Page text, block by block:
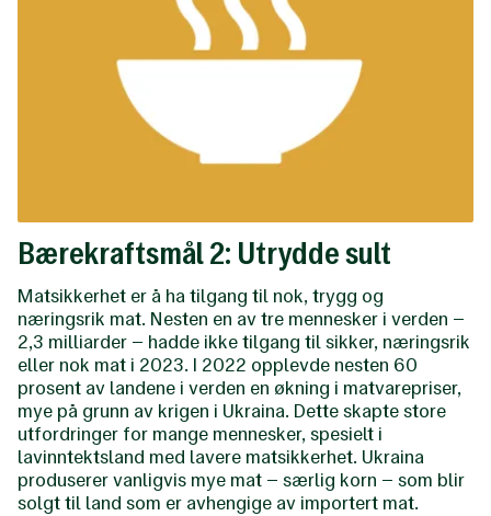
Bærekraftsmål 2: Utrydde sult
Matsikkerhet er å ha tilgang til nok, trygg og
næringsrik mat. Nesten en av tre mennesker i verden –
2,3 milliarder – hadde ikke tilgang til sikker, næringsrik
eller nok mat i 2023. I 2022 opplevde nesten 60
prosent av landene i verden en økning i matvarepriser,
mye på grunn av krigen i Ukraina. Dette skapte store
utfordringer for mange mennesker, spesielt i
lavinntektsland med lavere matsikkerhet. Ukraina
produserer vanligvis mye mat – særlig korn – som blir
solgt til land som er avhengige av importert mat.